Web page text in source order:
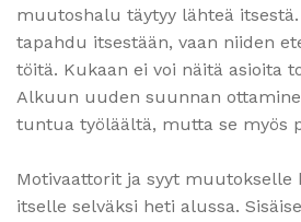
muutoshalu täytyy lähteä
tapahdu itsestään, vaan niiden
töitä. Kukaan ei voi näitä asioita
Alkuun uuden suunnan
tuntua työläältä, mutta se myös
Motivaattorit ja syyt muutokselle
itselle selväksi heti alussa.